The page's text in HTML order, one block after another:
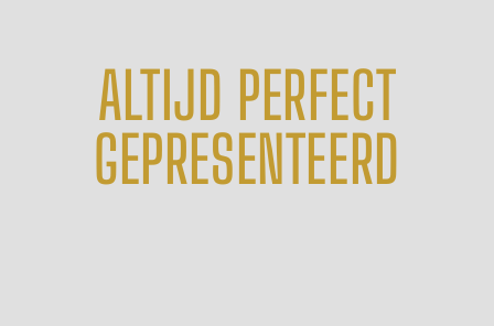
ALTIJD PERFECT
GEPRESENTEERD